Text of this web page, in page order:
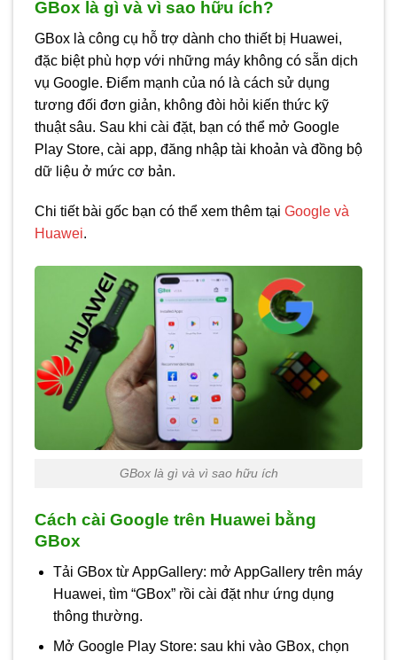
GBox là gì và vì sao hữu ích?
GBox là công cụ hỗ trợ dành cho thiết bị Huawei,
đặc biệt phù hợp với những máy không có sẵn dịch
vụ Google. Điểm mạnh của nó là cách sử dụng
tương đối đơn giản, không đòi hỏi kiến thức kỹ
thuật sâu. Sau khi cài đặt, bạn có thể mở Google
Play Store, cài app, đăng nhập tài khoản và đồng bộ
dữ liệu ở mức cơ bản.
Chi tiết bài gốc bạn có thể xem thêm tại Google và
Huawei.
GBox là gì và vì sao hữu ích
Cách cài Google trên Huawei bằng
GBox
Tải GBox từ AppGallery: mở AppGallery trên máy
Huawei, tìm “GBox” rồi cài đặt như ứng dụng
thông thường.
Mở Google Play Store: sau khi vào GBox, chọn